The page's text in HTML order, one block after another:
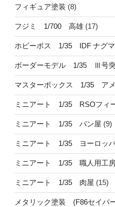
フィギュア塗装 (8)
フジミ 1/700 高雄 (17)
ホビーボス 1/35 IDF ナグマ
ボーダーモデル 1/35 Ⅲ号突
マスターボックス 1/35 アメ
ミニアート 1/35 RSOフィ
ミニアート 1/35 パン屋 (9)
ミニアート 1/35 ヨーロッ
ミニアート 1/35 職人用工
ミニアート 1/35 肉屋 (15)
メタリック塗装 (F86セイバ